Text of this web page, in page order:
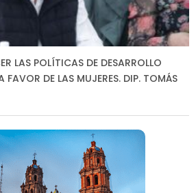
LAS POLÍTICAS DE DESARROLLO
FAVOR DE LAS MUJERES. DIP. TOMÁS